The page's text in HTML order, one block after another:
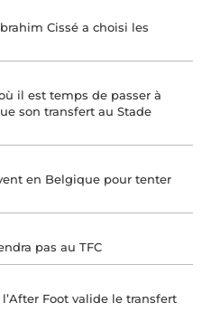
Cissé a choisi les
il est temps de passer à
son transfert au Stade
en Belgique pour tenter
pas au TFC
Foot valide le transfert